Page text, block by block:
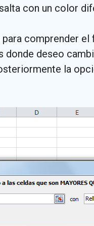
con un color
comprender
donde deseo
la